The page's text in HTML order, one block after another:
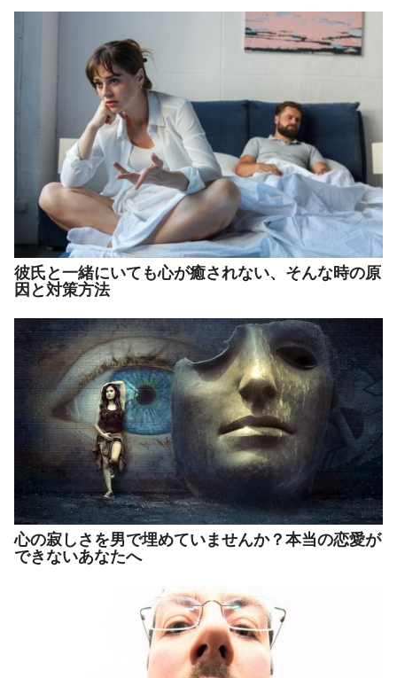
彼氏と一緒にいても心が癒されない、そんな時の原
因と対策方法
心の寂しさを男で埋めていませんか？本当の恋愛が
できないあなたへ